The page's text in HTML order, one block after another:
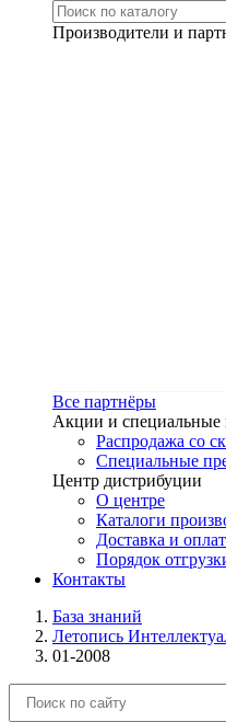
Производители и
Все партнёры
Акции и специальные
Распродажа со
Специальные
Центр дистрибуции
О центре
Каталоги
Доставка и
Порядок
Контакты
База знаний
Летопись
01-2008